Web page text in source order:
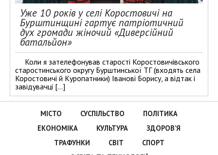
Уже 10 років у селі Коростовичі на
Бурштинщині гартує патріотичний
дух громади жіночий «Диверсійний
батальйон»
Коли я зателефонував старості Коростовичівського
старостинського округу Бурштинської ТГ (входять села
Коростовичі й Куропатники) Іванові Борису, а відтак і
завідувачці […]
МІСТО СУСПІЛЬСТВО
ПОЛІТИКА
ЕКОНОМІКА
КУЛЬТУРА
ЗДОРОВ’Я
ТРАФУНКИ
СВІТ
СПОРТ